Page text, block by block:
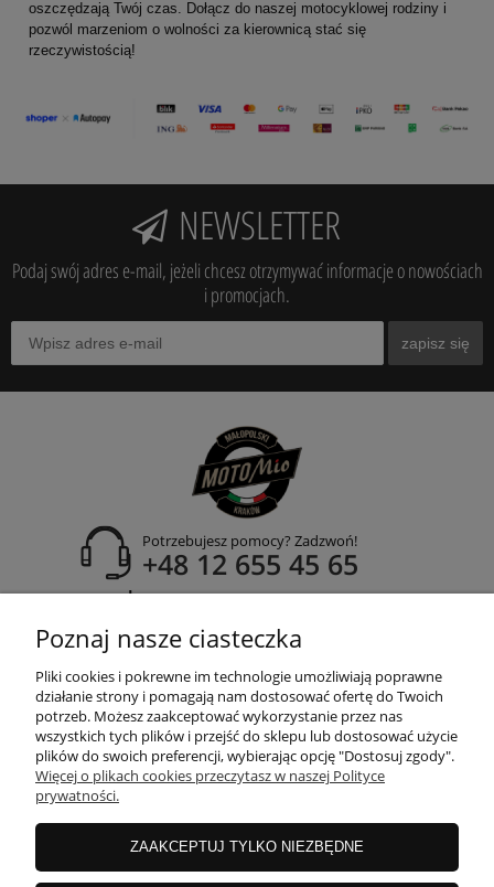
oszczędzają Twój czas. Dołącz do naszej motocyklowej rodziny i
pozwól marzeniom o wolności za kierownicą stać się
rzeczywistością!
NEWSLETTER
Podaj swój adres e-mail, jeżeli chcesz otrzymywać informacje o nowościach
i promocjach.
zapisz się
Potrzebujesz pomocy? Zadzwoń!
+48 12 655 45 65
adres:
30-435 Kraków
POMOC
MOJE KONTO
Poznaj nasze ciasteczka
Pliki cookies i pokrewne im technologie umożliwiają poprawne
działanie strony i pomagają nam dostosować ofertę do Twoich
potrzeb. Możesz zaakceptować wykorzystanie przez nas
wszystkich tych plików i przejść do sklepu lub dostosować użycie
plików do swoich preferencji, wybierając opcję "Dostosuj zgody".
Więcej o plikach cookies przeczytasz w naszej Polityce
prywatności.
ZAAKCEPTUJ TYLKO NIEZBĘDNE